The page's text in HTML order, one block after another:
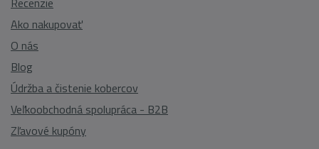
Ako nakupovať
O nás
Blog
Údržba a čistenie kobercov
Veľkoobchodná spolupráca - B2B
Zľavové kupóny